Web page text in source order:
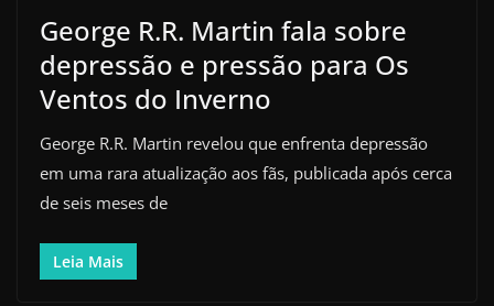
George R.R. Martin fala sobre
depressão e pressão para Os
Ventos do Inverno
George R.R. Martin revelou que enfrenta depressão
em uma rara atualização aos fãs, publicada após cerca
de seis meses de
Leia Mais